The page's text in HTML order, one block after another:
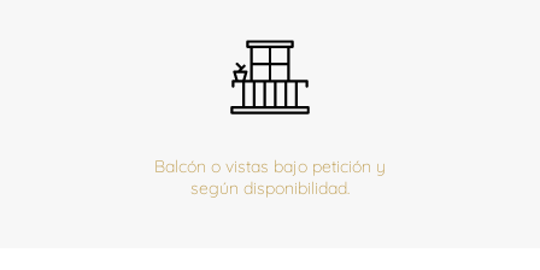
Balcón o vistas bajo petición y
según disponibilidad.